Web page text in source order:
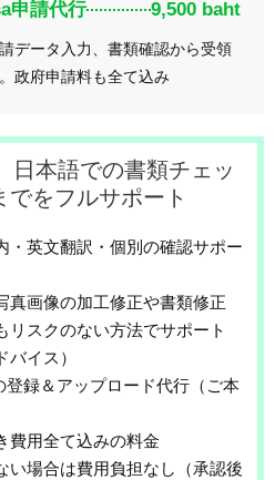
申請代行 9,500 baht
データ入力、書類確認から受領
政府申請料も全て込み
日本語での書類チェッ
をフルサポート
・英文翻訳・個別の確認サポー
真画像の加工修正や書類修正
リスクのない方法でサポート
バイス）
登録＆アップロード代行（ご本
費用全て込みの料金
い場合は費用負担なし（承認後